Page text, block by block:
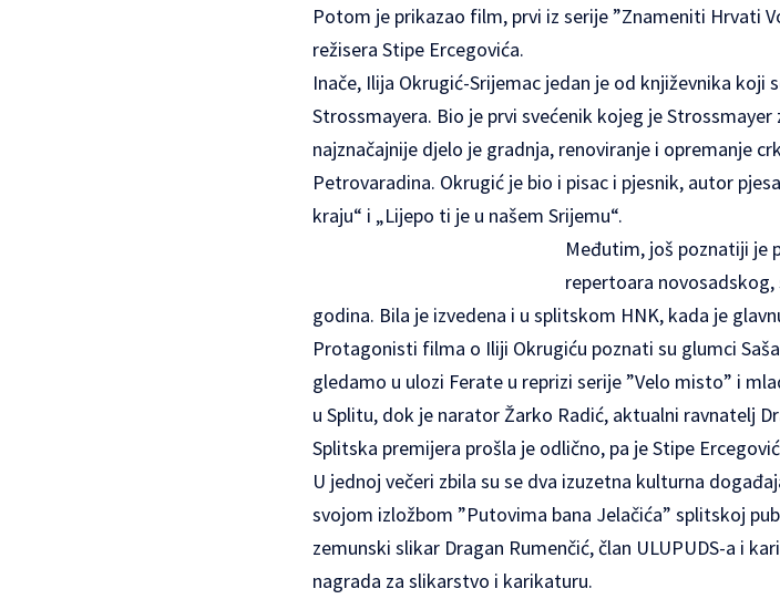
Potom je prikazao film, prvi iz serije ”Znameniti Hrvati
režisera Stipe Ercegovića.
Inače, Ilija Okrugić-Srijemac jedan je od književnika koji
Strossmayera. Bio je prvi svećenik kojeg je
najznačajnije djelo je gradnja, renoviranje i opremanje
Petrovaradina. Okrugić je bio i pisac i pjesnik, autor
kraju“ i „Lijepo ti je u našem Srijemu“.
Međutim, još poznatiji je
repertoara
godina. Bila je izvedena i u splitskom HNK, kada je
Protagonisti filma o Iliji Okrugiću poznati su glumci
gledamo u ulozi Ferate u reprizi serije ”Velo misto” i
u Splitu, dok je narator Žarko Radić, aktualni ravnatelj
Splitska premijera prošla je odlično, pa je Stipe
U jednoj večeri zbila su se dva izuzetna kulturna
svojom izložbom ”Putovima bana Jelačića” splitskoj
zemunski slikar Dragan Rumenčić, član ULUPUDS-a i
nagrada za slikarstvo i karikaturu.